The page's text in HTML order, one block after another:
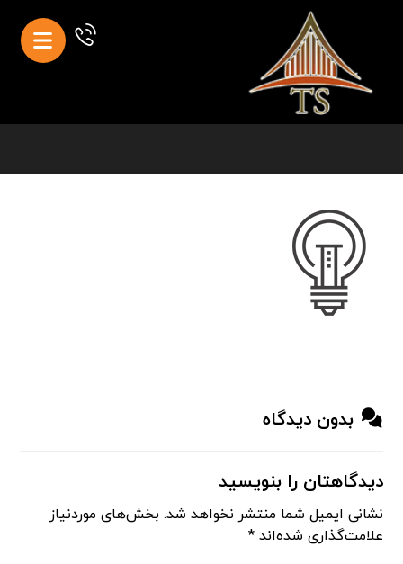
بدون دیدگاه
دیدگاهتان را بنویسید
نشانی ایمیل شما منتشر نخواهد شد. بخش‌های موردنیاز
علامت‌گذاری شده‌اند*